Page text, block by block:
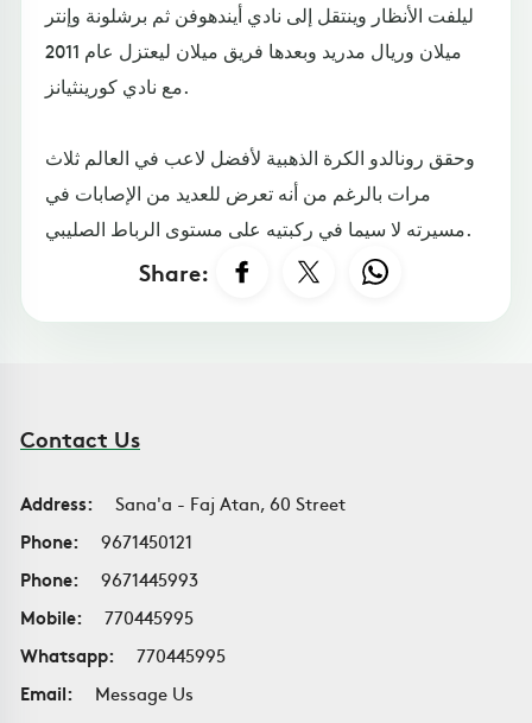
ليلفت الأنظار وينتقل إلى نادي أيندهوفن ثم برشلونة وإنتر
ميلان وريال مدريد وبعدها فريق ميلان ليعتزل عام 2011
مع نادي كورينثيانز.
وحقق رونالدو الكرة الذهبية لأفضل لاعب في العالم ثلاث
مرات بالرغم من أنه تعرض للعديد من الإصابات في
مسيرته لا سيما في ركبتيه على مستوى الرباط الصليبي.
Share:
Contact Us
Address:
Sana'a - Faj Atan, 60 Street
Phone:
9671450121
Phone:
9671445993
Mobile:
770445995
Whatsapp:
770445995
Email:
Message Us